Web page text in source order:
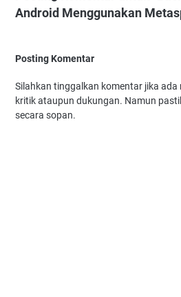
Android Menggunakan
Posting Komentar
Silahkan tinggalkan komentar jika ada
kritik ataupun dukungan. Namun
secara sopan.